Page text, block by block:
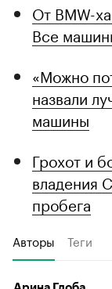
От BMW-
Все
«Можно
назвали
машины
Грохот и
владения
пробега
Авторы Теги